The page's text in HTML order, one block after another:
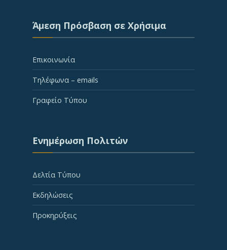
Άμεση Πρόσβαση σε Χρήσιμα
Επικοινωνία
Τηλέφωνα – emails
Γραφείο Τύπου
Ενημέρωση Πολιτών
Δελτία Τύπου
Εκδηλώσεις
Προκηρύξεις